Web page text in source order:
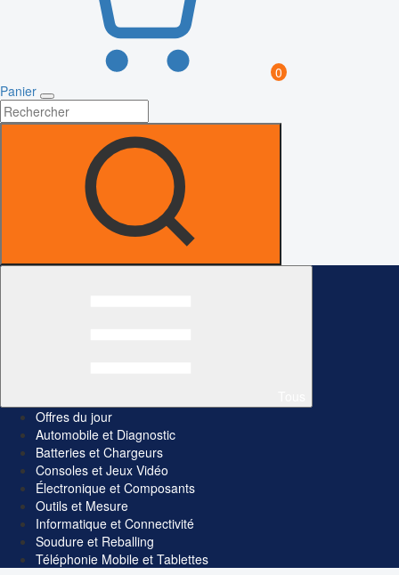
0
Panier
Offres du jour
Automobile et Diagnostic
Batteries et Chargeurs
Consoles et Jeux Vidéo
Électronique et Composants
Outils et Mesure
Informatique et Connectivité
Soudure et Reballing
Téléphonie Mobile et Tablettes